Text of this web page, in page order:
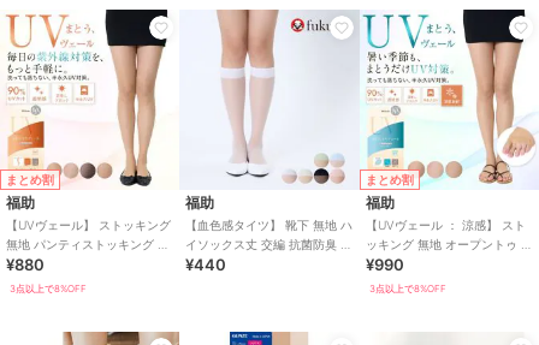
まとめ割
福助
【UVヴェール】 ストッキング
無地 パンティストッキング 極
薄ストッキング素材 抗菌防臭
¥880
3点以上で8%OFF
福助
【血色感タイツ】 靴下 無地 ハ
イソックス丈 交編 抗菌防臭 ハ
ート型足底綿(395-2001)
¥440
まとめ割
福助
【UVヴェール ： 涼感】 スト
ッキング 無地 オープントゥ 2
本指 極薄ストッキング素材 涼
感
¥990
3点以上で8%OFF